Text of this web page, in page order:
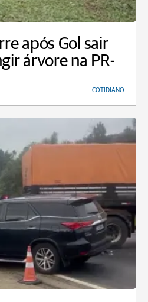
após Gol sair
árvore na PR-
COTIDIANO